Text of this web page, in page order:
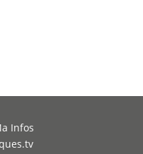
Infos